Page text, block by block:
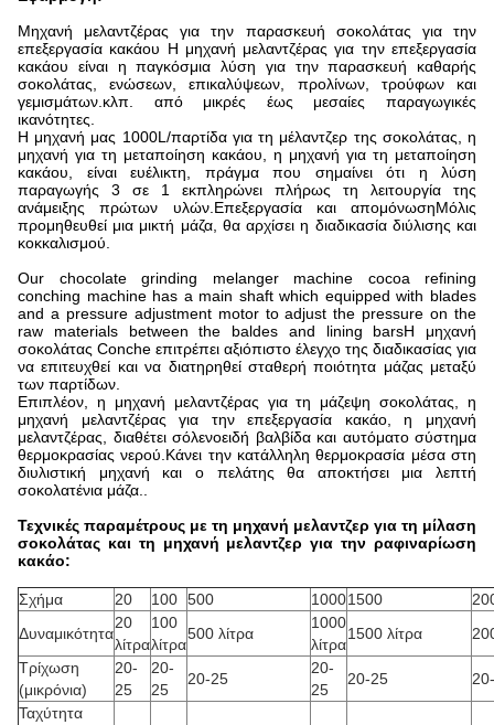
Μηχανή μελαντζέρας για την παρασκευή σοκολάτας για την
επεξεργασία κακάου Η μηχανή μελαντζέρας για την επεξεργασία
κακάου είναι η παγκόσμια λύση για την παρασκευή καθαρής
σοκολάτας, ενώσεων, επικαλύψεων, προλίνων, τρούφων και
γεμισμάτων.κλπ. από μικρές έως μεσαίες παραγωγικές
ικανότητες.
Η μηχανή μας 1000L/παρτίδα για τη μέλαντζερ της σοκολάτας, η
μηχανή για τη μεταποίηση κακάου, η μηχανή για τη μεταποίηση
κακάου, είναι ευέλικτη, πράγμα που σημαίνει ότι η λύση
παραγωγής 3 σε 1 εκπληρώνει πλήρως τη λειτουργία της
ανάμειξης πρώτων υλών.Επεξεργασία και απομόνωσηΜόλις
προμηθευθεί μια μικτή μάζα, θα αρχίσει η διαδικασία διύλισης και
κοκκαλισμού.
Our chocolate grinding melanger machine cocoa refining
conching machine has a main shaft which equipped with blades
and a pressure adjustment motor to adjust the pressure on the
raw materials between the baldes and lining barsΗ μηχανή
σοκολάτας Conche επιτρέπει αξιόπιστο έλεγχο της διαδικασίας για
να επιτευχθεί και να διατηρηθεί σταθερή ποιότητα μάζας μεταξύ
των παρτίδων.
Επιπλέον, η μηχανή μελαντζέρας για τη μάζεψη σοκολάτας, η
μηχανή μελαντζέρας για την επεξεργασία κακάο, η μηχανή
μελαντζέρας, διαθέτει σόλενοειδή βαλβίδα και αυτόματο σύστημα
θερμοκρασίας νερού.Κάνει την κατάλληλη θερμοκρασία μέσα στη
διυλιστική μηχανή και ο πελάτης θα αποκτήσει μια λεπτή
σοκολατένια μάζα..
Τεχνικές παραμέτρους με τη μηχανή μελαντζερ για τη μίλαση
σοκολάτας και τη μηχανή μελαντζερ για την ραφιναρί­ωση
κακάο:
Σχήμα 20 100 500 10001500
Δυναμικότητα
20
λίτρα
100
λίτρα
500 λίτρα
1000
λίτρα
1500 λίτρα
Τρίχωση
(μικρόνια)
20-
25
20-
25
20-25
20-
25
20-25
Ταχύτητα